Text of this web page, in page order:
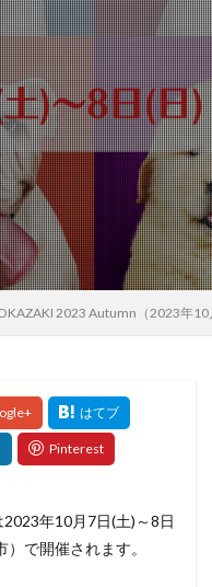
2023 Autumn（2023年
年10月7日(土)～8日
で開催されます。